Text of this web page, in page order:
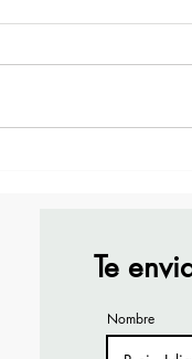
Te
Nombre